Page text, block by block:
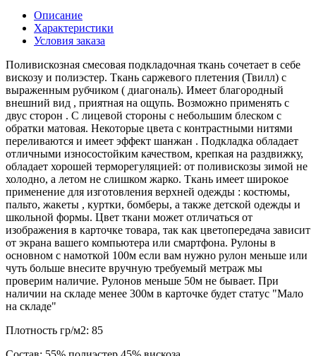
Описание
Характеристики
Условия заказа
Поливискозная смесовая подкладочная ткань сочетает в себе
вискозу и полиэстер. Ткань саржевого плетения (Твилл) с
выраженным рубчиком ( диагональ). Имеет благородный
внешний вид , приятная на ощупь. Возможно применять с
двус сторон . С лицевой стороны с небольшим блеском с
обратки матовая. Некоторые цвета с контрастными нитями
переливаются и имеет эффект шанжан . Подкладка обладает
отличными износостойким качеством, крепкая на раздвижку,
обладает хорошей терморегуляцией: от поливискозы зимой не
холодно, а летом не слишком жарко. Ткань имеет широкое
применение для изготовления верхней одежды : костюмы,
пальто, жакеты , куртки, бомберы, а также детской одежды и
школьной формы. Цвет ткани может отличаться от
изображения в карточке товара, так как цветопередача зависит
от экрана вашего компьютера или смартфона. Рулоны в
основном с намоткой 100м если вам нужно рулон меньше или
чуть больше внесите вручную требуемый метраж мы
проверим наличие. Рулонов меньше 50м не бывает. При
наличии на складе менее 300м в карточке будет статус "Мало
на складе"
Плотность гр/м2: 85